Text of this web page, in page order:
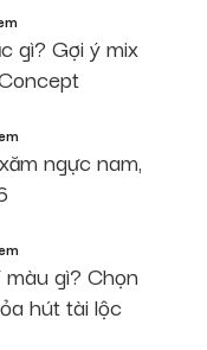
gì? Gợi ý mix
ngực nam,
gì? Chọn
hút tài lộc